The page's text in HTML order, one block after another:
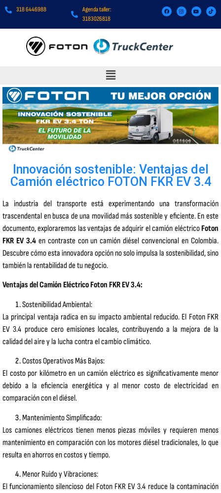
318 6446988
Agenda taller:
3183026818
Innovación sostenible: Ventajas del
Camión eléctrico FOTON FKR EV 3.4
La industria del transporte está experimentando una transformación
trascendental en busca de una movilidad más sostenible y eficiente. En este
documento, exploraremos las ventajas de adquirir el camión eléctrico Foton
FKR EV 3.4en contraste con un camión diésel convencional en Colombia.
Descubre cómo esta innovadora opción no solo impulsa la sostenibilidad, sino
también la rentabilidad de tu negocio.
Ventajas del Camión Eléctrico Foton FKR EV 3.4:
Sostenibilidad Ambiental:
La principal ventaja radica en su impacto ambiental reducido. El Foton FKR
EV 3.4 produce cero emisiones locales, contribuyendo a la mejora de la
calidad del aire y la lucha contra el cambio climático.
Costos Operativos Más Bajos:
El costo por kilómetro en un camión eléctrico es significativamente menor
debido a la eficiencia energética y al menor costo de electricidad en
comparación con el diésel.
Mantenimiento Simplificado:
Los camiones eléctricos tienen menos piezas móviles y requieren menos
mantenimiento en comparación con los motores diésel tradicionales, lo que
resulta en ahorros en costos y tiempo.
Menor Ruido y Vibraciones:
El funcionamiento silencioso del Foton FKR EV 3.4 reduce la contaminación